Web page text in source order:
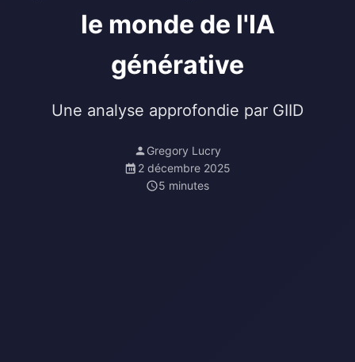
le monde de l'IA
générative
Une analyse approfondie par GIID
Gregory Lucry
2 décembre 2025
5 minutes